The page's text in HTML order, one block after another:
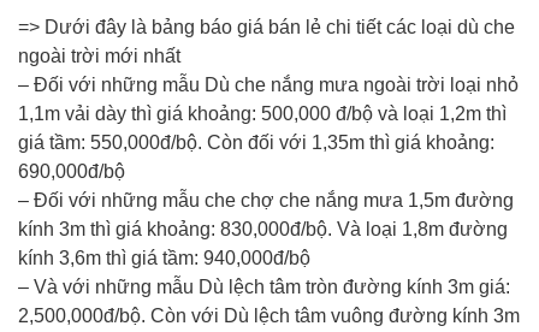
=> Dưới đây là bảng báo giá bán lẻ chi tiết các loại dù che
ngoài trời mới nhất
– Đối với những mẫu Dù che nắng mưa ngoài trời loại nhỏ
1,1m vải dày thì giá khoảng: 500,000 đ/bộ và loại 1,2m thì
giá tầm: 550,000đ/bộ. Còn đối với 1,35m thì giá khoảng:
690,000đ/bộ
– Đối với những mẫu che chợ che nắng mưa 1,5m đường
kính 3m thì giá khoảng: 830,000đ/bộ. Và loại 1,8m đường
kính 3,6m thì giá tầm: 940,000đ/bộ
– Và với những mẫu Dù lệch tâm tròn đường kính 3m giá:
2,500,000đ/bộ. Còn với Dù lệch tâm vuông đường kính 3m